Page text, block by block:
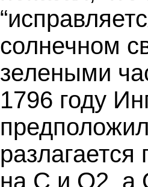
солнечном
зелеными
1796 году
на С и О2, а